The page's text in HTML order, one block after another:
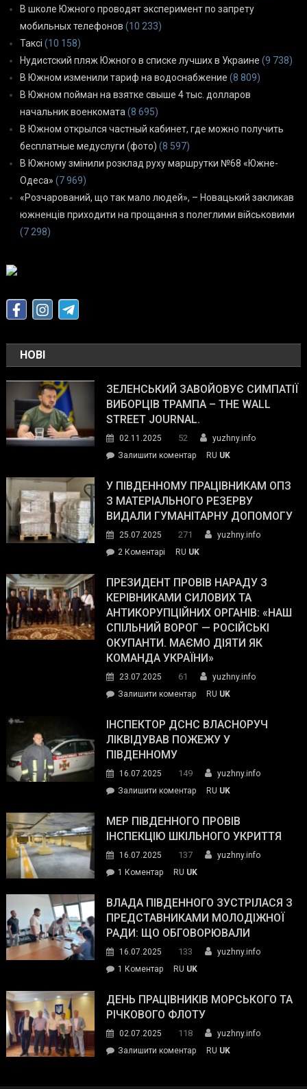
В школе Южного проводят эксперимент по запрету
мобильных телефонов (10 233)
Таксі (10 158)
Нудистский пляж Южного в списке лучших в Украине (9 738)
В Южном изменили тариф на водоснабжение (8 809)
В Южном пойман на взятке свыше 4 тыс. долларов
начальник военкомата (8 695)
В Южном открылся частный кабинет, где можно получить
бесплатные медуслуги (фото) (8 597)
В Южному змінили розклад руху маршрутки №68 «Южне-
Одеса» (7 969)
«Розчарований, що так мало людей», – Новацький закликав
южненців приходити на прощання з полеглими військовими
(7 298)
НОВІ
ЗЕЛЕНСЬКИЙ ЗАВОЙОВУЄ СИМПАТІЇ
ВИБОРЦІВ ТРАМПА – THE WALL
STREET JOURNAL.
02.11.2025 52
yuzhny.info
Залишити коментарon
завойовує
симпатії
виборців
The
Street
Journal.
RU UK
У ПІВДЕННОМУ ПРАЦІВНИКАМ ОПЗ
З МАТЕРІАЛЬНОГО РЕЗЕРВУ
ВИДАЛИ ГУМАНІТАРНУ ДОПОМОГУ
25.07.2025 271
yuzhny.info
2 Коментарі
Південному
працівникам
ОПЗ
з
матеріального
резерву
гуманітарну
допомогу
RU UK
ПРЕЗИДЕНТ ПРОВІВ НАРАДУ З
КЕРІВНИКАМИ СИЛОВИХ ТА
АНТИКОРУПЦІЙНИХ ОРГАНІВ: «НАШ
СПІЛЬНИЙ ВОРОГ — РОСІЙСЬКІ
ОКУПАНТИ. МАЄМО ДІЯТИ ЯК
КОМАНДА УКРАЇНИ»
23.07.2025 61
yuzhny.info
Залишити коментарon
провів
нараду
силових
та
органів:
«Наш
спільний
окупанти.
Маємо
діяти
команда
RU UK
ІНСПЕКТОР ДСНС ВЛАСНОРУЧ
ЛІКВІДУВАВ ПОЖЕЖУ У
ПІВДЕННОМУ
16.07.2025 149
yuzhny.info
Залишити коментарon
ДСНС
власноруч
пожежу
у
RU UK
МЕР ПІВДЕННОГО ПРОВІВ
ІНСПЕКЦІЮ ШКІЛЬНОГО УКРИТТЯ
16.07.2025 137
yuzhny.info
1 Коментардо
Південного
провів
інспекцію
укриття
RU UK
ВЛАДА ПІВДЕННОГО ЗУСТРІЛАСЯ З
ПРЕДСТАВНИКАМИ МОЛОДІЖНОЇ
РАДИ: ЩО ОБГОВОРЮВАЛИ
16.07.2025 133
yuzhny.info
1 Коментардо
Південного
зустрілася
представниками
молодіжної
RU UK
ДЕНЬ ПРАЦІВНИКІВ МОРСЬКОГО ТА
РІЧКОВОГО ФЛОТУ
02.07.2025 118
yuzhny.info
Залишити коментарon
RU UK